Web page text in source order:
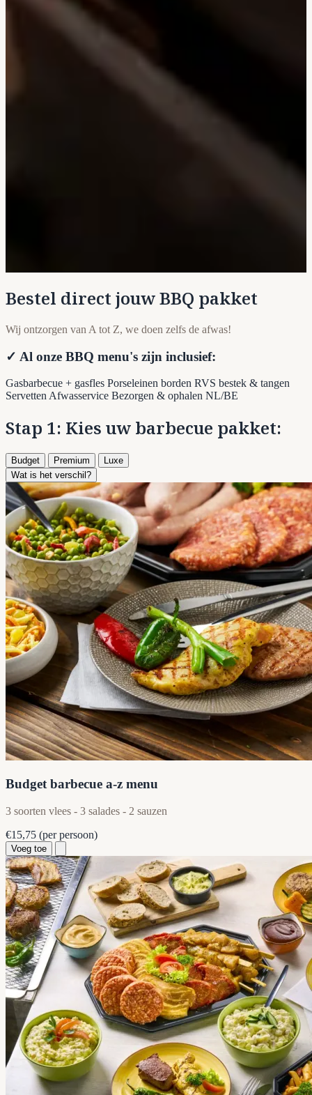
Bestel direct jouw BBQ pakket
Wij ontzorgen van A tot Z, we doen zelfs de afwas!
✓ Al onze BBQ menu's zijn inclusief:
Gasbarbecue + gasfles Porseleinen borden RVS bestek & tangen
ServettenAfwasservice Bezorgen & ophalen NL/BE
Stap 1: Kies uw barbecue pakket:
Budget Premium
Luxe
Wat is het verschil?
Budget barbecue a-z menu
3 soorten vlees - 3 salades - 2 sauzen
€15,75 (per persoon)
Voeg toe